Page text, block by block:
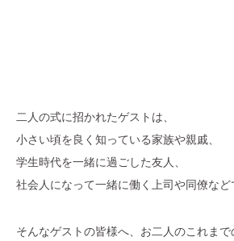
二人の式に招かれたゲストは、
小さい頃を良く知っている家族や親戚、
学生時代を一緒に過ごした友人、
社会人になって一緒に働く上司や同僚など
そんなゲストの皆様へ、お二人のこれま